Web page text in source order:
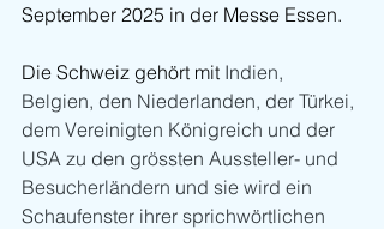
September 2025 in der Messe Essen.
Die Schweiz gehört mit Indien,
Belgien, den Niederlanden, der Türkei,
dem Vereinigten Königreich und der
USA zu den grössten Aussteller- und
Besucherländern und sie wird ein
Schaufenster ihrer sprichwörtlichen